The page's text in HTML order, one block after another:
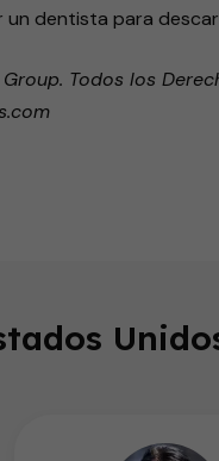
un dentista para
Todos los